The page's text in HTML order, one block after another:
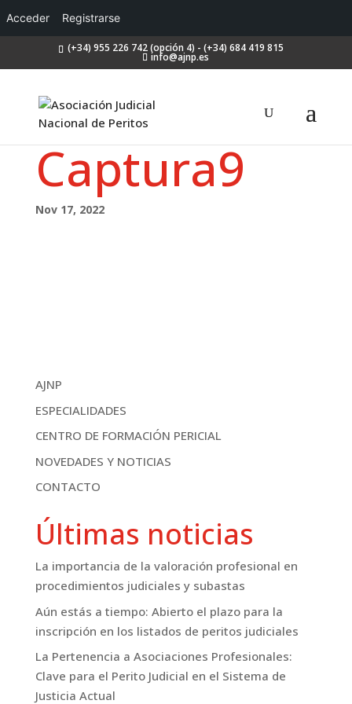
Acceder Registrarse
(+34) 955 226 742 (opción 4) - (+34) 684 419 815
info@ajnp.es
Captura9
Nov 17, 2022
AJNP
ESPECIALIDADES
CENTRO DE FORMACIÓN PERICIAL
NOVEDADES Y NOTICIAS
CONTACTO
Últimas noticias
La importancia de la valoración profesional en
procedimientos judiciales y subastas
Aún estás a tiempo: Abierto el plazo para la
inscripción en los listados de peritos judiciales
La Pertenencia a Asociaciones Profesionales:
Clave para el Perito Judicial en el Sistema de
Justicia Actual